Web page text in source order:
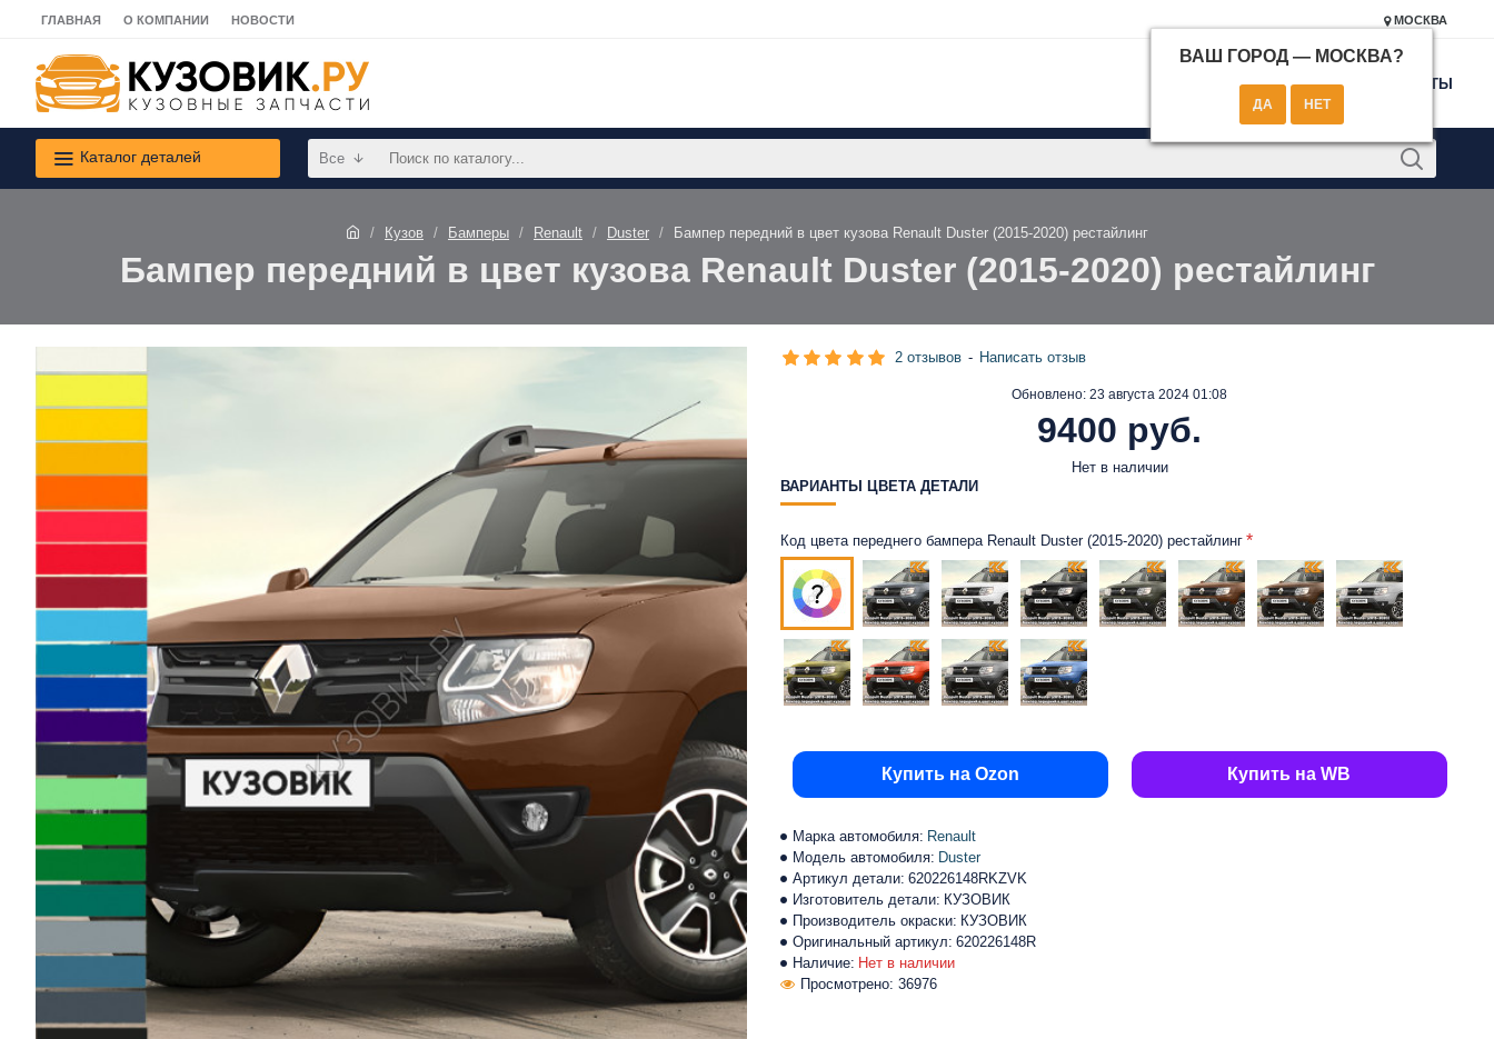
ГЛАВНАЯ О КОМПАНИИ НОВОСТИ МОСКВА
ВАШ ГОРОД — МОСКВА?
КОНТАКТЫ
Каталог деталей Все
Кузов Бамперы Renault Duster Бампер передний в цвет кузова Renault Duster (2015-2020) рестайлинг
Бампер передний в цвет кузова Renault Duster (2015-2020) рестайлинг
Наличие: Нет в наличии
Марка автомобиля: Renault
Модель автомобиля: Duster
Артикул детали: 620226148RKZVK
Изготовитель детали: КУЗОВИК
Производитель окраски: КУЗОВИК
Оригинальный артикул: 620226148R
Просмотрено: 36976
Обновлено: 23 августа 2024 01:08
Нет в наличии
2 отзывов - Написать отзыв
9400 руб.
ВАРИАНТЫ ЦВЕТА ДЕТАЛИ
Код цвета переднего бампера Renault Duster (2015-2020) рестайлинг
Купить на Ozon Купить на WB